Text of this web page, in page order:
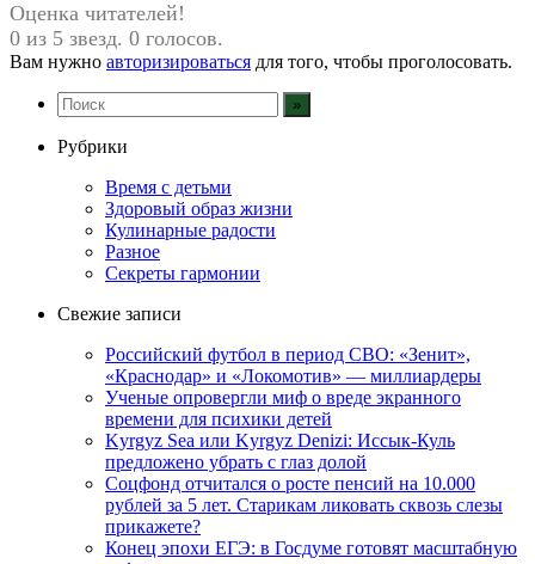
Оценка читателей!
0 из 5 звезд. 0 голосов.
Вам нужно авторизироваться для того, чтобы проголосовать.
Рубрики
Время с детьми
Здоровый образ жизни
Кулинарные радости
Разное
Секреты гармонии
Свежие записи
Российский футбол в период СВО: «Зенит»,
«Краснодар» и «Локомотив» — миллиардеры
Ученые опровергли миф о вреде экранного
времени для психики детей
Kyrgyz Sea или Kyrgyz Denizi: Иссык-Куль
предложено убрать с глаз долой
Соцфонд отчитался о росте пенсий на 10.000
рублей за 5 лет. Старикам ликовать сквозь слезы
прикажете?
Конец эпохи ЕГЭ: в Госдуме готовят масштабную